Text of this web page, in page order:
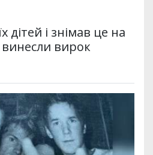
дітей і знімав це на
винесли вирок